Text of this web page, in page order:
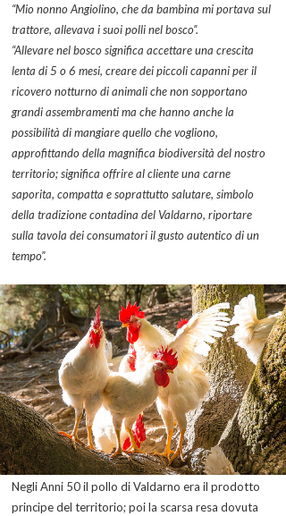
“Mio nonno Angiolino, che da bambina mi portava sul
trattore, allevava i suoi polli nel bosco”.
“Allevare nel bosco significa accettare una crescita
lenta di 5 o 6 mesi, creare dei piccoli capanni per il
ricovero notturno di animali che non sopportano
grandi assembramenti ma che hanno anche la
possibilità di mangiare quello che vogliono,
approfittando della magnifica biodiversità del nostro
territorio; significa offrire al cliente una carne
saporita, compatta e soprattutto salutare, simbolo
della tradizione contadina del Valdarno, riportare
sulla tavola dei consumatori il gusto autentico di un
tempo”.
Negli Anni 50 il pollo di Valdarno era il prodotto
principe del territorio; poi la scarsa resa dovuta